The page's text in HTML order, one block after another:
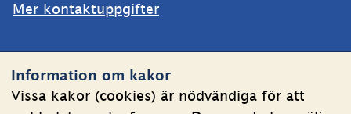
Information om kakor
Vissa kakor (cookies) är nödvändiga för att
Mer kontaktuppgifter
Om kakor